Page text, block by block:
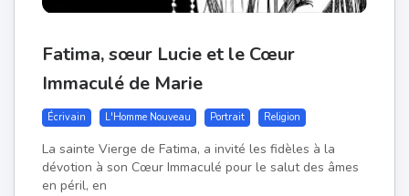
Fatima, sœur Lucie et le Cœur
Immaculé de Marie
Écrivain L'Homme Nouveau Portrait Religion
La sainte Vierge de Fatima, a invité les fidèles à la
dévotion à son Cœur Immaculé pour le salut des âmes
en péril, en